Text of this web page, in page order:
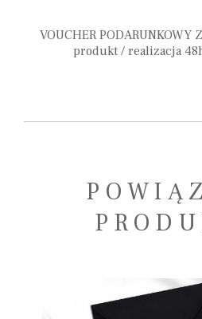
VOUCHER PODARUNKOWY
produkt / realizacja